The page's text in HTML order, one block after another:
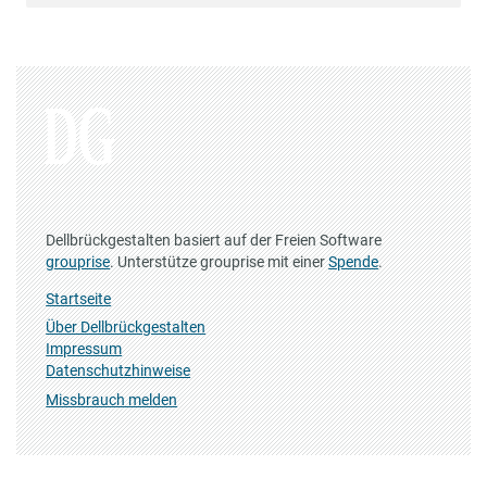
Dellbrückgestalten basiert auf der Freien Software
grouprise. Unterstütze grouprise mit einerSpende.
Startseite
Über Dellbrückgestalten
Impressum
Datenschutzhinweise
Missbrauch melden